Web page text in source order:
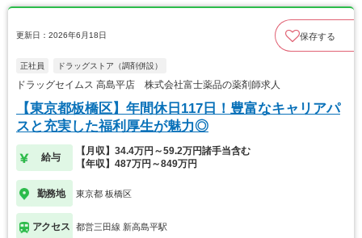
更新日：2026年6月18日 保存する
正社員 ドラッグストア（調剤併設）
ドラッグセイムス 高島平店 株式会社富士薬品の薬剤師求人
【東京都板橋区】年間休日117日！豊富なキャリアパ
スと充実した福利厚生が魅力◎
給与
【月収】34.4万円～59.2万円諸手当含む
【年収】487万円～849万円
勤務地 東京都 板橋区
アクセス 都営三田線 新高島平駅